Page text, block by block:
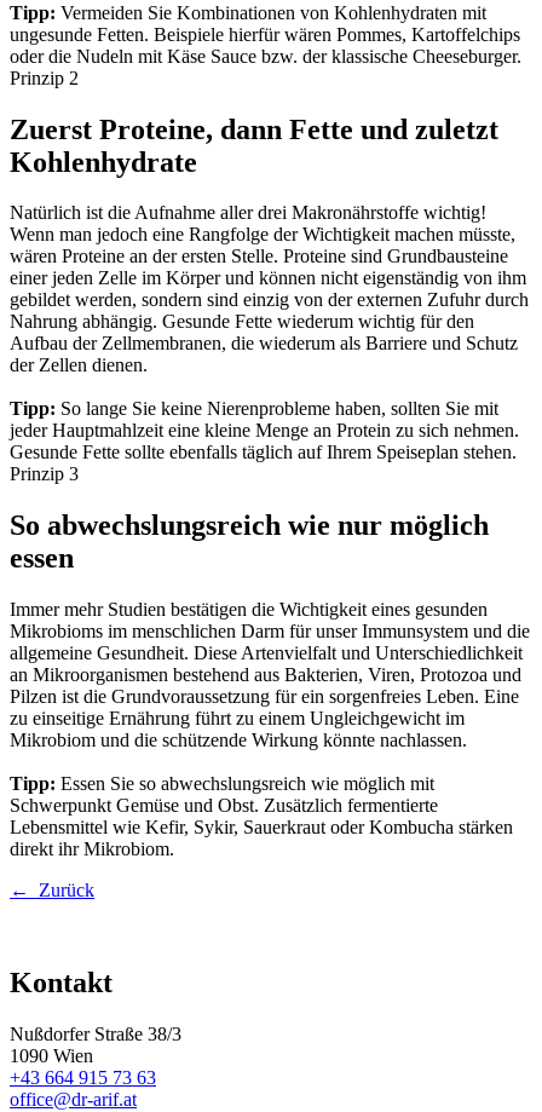
Tipp: Vermeiden Sie Kombinationen von Kohlenhydraten mit
ungesunde Fetten. Beispiele hierfür wären Pommes, Kartoffelchips
oder die Nudeln mit Käse Sauce bzw. der klassische Cheeseburger.
Prinzip 2
Zuerst Proteine, dann Fette und zuletzt
Kohlenhydrate
Natürlich ist die Aufnahme aller drei Makronährstoffe wichtig!
Wenn man jedoch eine Rangfolge der Wichtigkeit machen müsste,
wären Proteine an der ersten Stelle. Proteine sind Grundbausteine
einer jeden Zelle im Körper und können nicht eigenständig von ihm
gebildet werden, sondern sind einzig von der externen Zufuhr durch
Nahrung abhängig. Gesunde Fette wiederum wichtig für den
Aufbau der Zellmembranen, die wiederum als Barriere und Schutz
der Zellen dienen.
Tipp: So lange Sie keine Nierenprobleme haben, sollten Sie mit
jeder Hauptmahlzeit eine kleine Menge an Protein zu sich nehmen.
Gesunde Fette sollte ebenfalls täglich auf Ihrem Speiseplan stehen.
Prinzip 3
So abwechslungsreich wie nur möglich
essen
Immer mehr Studien bestätigen die Wichtigkeit eines gesunden
Mikrobioms im menschlichen Darm für unser Immunsystem und die
allgemeine Gesundheit. Diese Artenvielfalt und Unterschiedlichkeit
an Mikroorganismen bestehend aus Bakterien, Viren, Protozoa und
Pilzen ist die Grundvoraussetzung für ein sorgenfreies Leben. Eine
zu einseitige Ernährung führt zu einem Ungleichgewicht im
Mikrobiom und die schützende Wirkung könnte nachlassen.
Tipp: Essen Sie so abwechslungsreich wie möglich mit
Schwerpunkt Gemüse und Obst. Zusätzlich fermentierte
Lebensmittel wie Kefir, Sykir, Sauerkraut oder Kombucha stärken
direkt ihr Mikrobiom.
← Zurück
Kontakt
Nußdorfer Straße 38/3
1090 Wien
+43 664 915 73 63
office@dr-arif.at